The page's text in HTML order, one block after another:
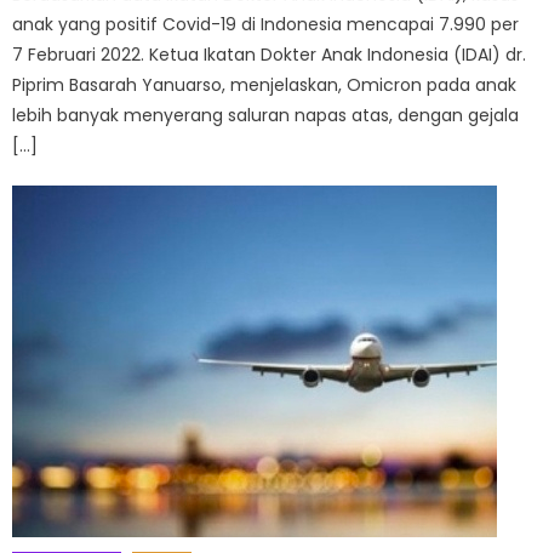
anak yang positif Covid-19 di Indonesia mencapai 7.990 per
7 Februari 2022. Ketua Ikatan Dokter Anak Indonesia (IDAI) dr.
Piprim Basarah Yanuarso, menjelaskan, Omicron pada anak
lebih banyak menyerang saluran napas atas, dengan gejala
[…]